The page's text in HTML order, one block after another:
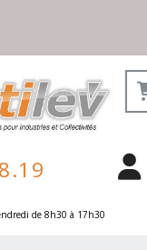
de 8h30 à 17h30